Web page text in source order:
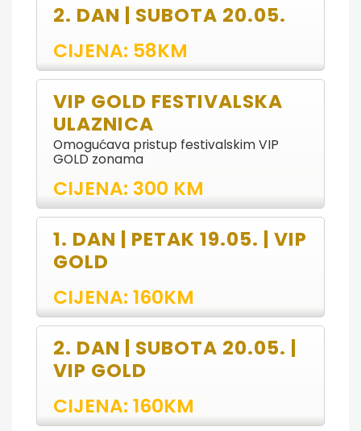
2. DAN | SUBOTA 20.05.
CIJENA: 58KM
VIP GOLD FESTIVALSKA
ULAZNICA
Omogućava pristup festivalskim VIP
GOLD zonama
CIJENA: 300 KM
1. DAN | PETAK 19.05. | VIP
GOLD
CIJENA: 160KM
2. DAN | SUBOTA 20.05. |
VIP GOLD
CIJENA: 160KM